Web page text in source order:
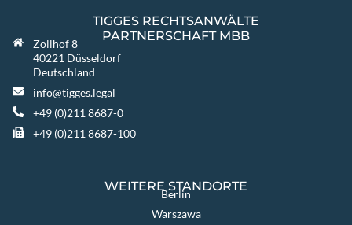
TIGGES RECHTSANWÄLTE
PARTNERSCHAFT MBB
Zollhof 8
40221 Düsseldorf
Deutschland
info@tigges.legal
+49 (0)211 8687-0
+49 (0)211 8687-100
WEITERE STANDORTE
Berlin
Warszawa